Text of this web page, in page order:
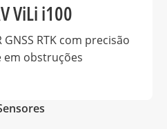
ViLi i100
RTK com precisão
em obstruções